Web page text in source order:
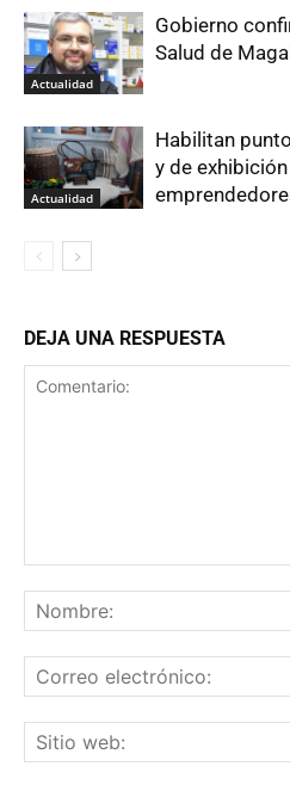
Actualidad
Gobierno
Salud de
Actualidad
Habilitan
y de
DEJA UNA RESPUESTA